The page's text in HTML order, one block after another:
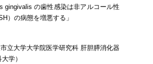
gingivalis の歯性感染は非アルコール性
）の病態を増悪する」
市立大学大学院医学研究科 肝胆膵消化器
学）